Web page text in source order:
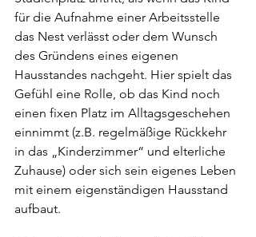
für die Aufnahme einer Arbeitsstelle
das Nest verlässt oder dem Wunsch
des Gründens eines eigenen
Hausstandes nachgeht. Hier spielt das
Gefühl eine Rolle, ob das Kind noch
einen fixen Platz im Alltagsgeschehen
einnimmt (z.B. regelmäßige Rückkehr
in das „Kinderzimmer“ und elterliche
Zuhause) oder sich sein eigenes Leben
mit einem eigenständigen Hausstand
aufbaut.